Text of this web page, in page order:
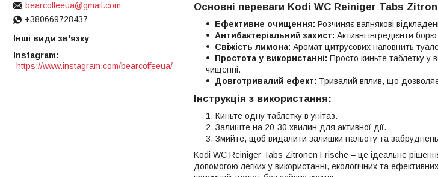
Основні переваги Kodi WC Reiniger Tabs
Ефективне очищення: Розчиняє вапнякові
Антибактеріальний захист: Активні інгредієнти
Свіжість лимона: Аромат цитрусових наповнить
Простота у використанні: Просто киньте таблетку у
чищенні.
Довготривалий ефект: Тривалий вплив, що дозволяє
Інструкція з використання:
Киньте одну таблетку в унітаз.
Залиште на 20-30 хвилин для активної дії.
Змийте, щоб видалити залишки нальоту та
Kodi WC Reiniger Tabs Zitronen Frische – це ідеальне рішення
допомогою легких у використанні, екологічних та
bearcoffeeua@gmail.com
+380669728437
Інші види зв'язку
Instagram
https://www.instagram.com/bearcoffeeua/